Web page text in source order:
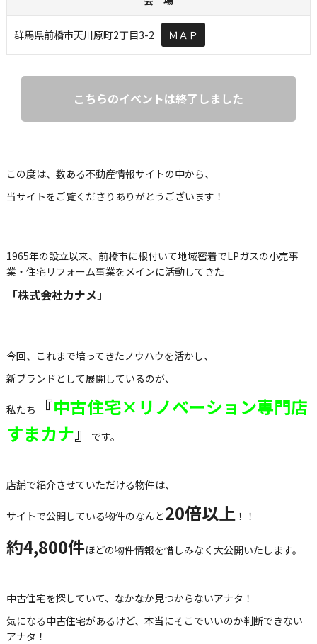
群馬県前橋市天川原町2丁目3-2 ＭＡＰ
こちらのイベントは終了しました
この度は、数ある不動産情報サイトの中から、
当サイトをご覧くださりありがとうございます！
1965年の設立以来、前橋市に根付いて地域密着でLPガスの小売事
業・住宅リフォーム事業をメインに活動してきた
「株式会社カナメ」
今回、これまで培ってきたノウハウを活かし、
新ブランドとして展開しているのが、
私たち 『中古住宅×リノベーション専門店
すまカナ』 です。
店舗で紹介させていただける物件は、
サイトで公開している物件のなんと20倍以上！！
約4,800件ほどの物件情報を惜しみなく大公開いたします。
中古住宅を探していて、なかなか見つからないアナタ！
気になる中古住宅があるけど、本当にそこでいいのか判断できない
アナタ！